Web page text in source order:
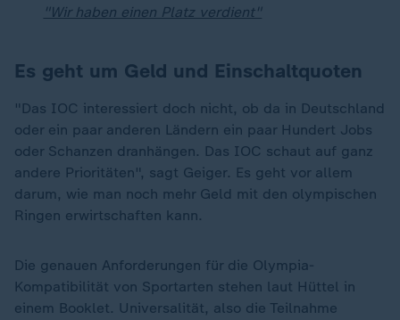
"Wir haben einen Platz verdient"
Es geht um Geld und Einschaltquoten
"Das IOC interessiert doch nicht, ob da in Deutschland
oder ein paar anderen Ländern ein paar Hundert Jobs
oder Schanzen dranhängen. Das IOC schaut auf ganz
andere Prioritäten", sagt Geiger. Es geht vor allem
darum, wie man noch mehr Geld mit den olympischen
Ringen erwirtschaften kann.
Die genauen Anforderungen für die Olympia-
Kompatibilität von Sportarten stehen laut Hüttel in
einem Booklet. Universalität, also die Teilnahme